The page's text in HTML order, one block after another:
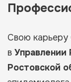
Свою карьеру
в Управлении
Ростовской